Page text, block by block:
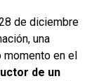
de diciembre
una
en el
de un